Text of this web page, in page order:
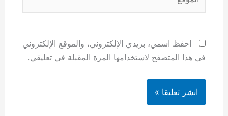
احفظ اسمي، بريدي الإلكتروني، والموقع الإلكتروني
في هذا المتصفح لاستخدامها المرة المقبلة في تعليقي.